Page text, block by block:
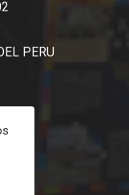
PERU